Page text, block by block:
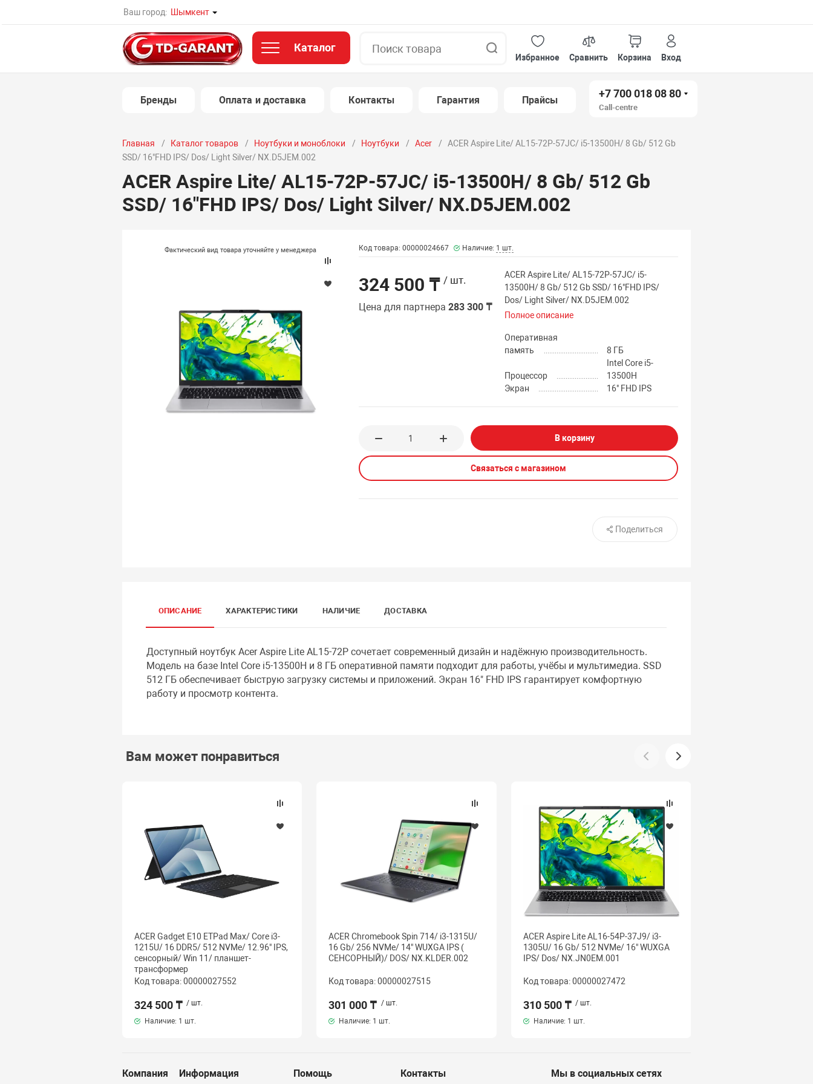
Ваш город: Шымкент
Каталог
Избранное
Сравнить Корзина Вход
Бренды Оплата и доставка Контакты Гарантия Прайсы
+7 700 018 08 80
Call-centre
Главная Каталог товаров Ноутбуки и моноблоки Ноутбуки Acer
ACER Aspire Lite/ AL15-72P-57JC/ i5-13500H/ 8 Gb/ 512 Gb
SSD/ 16"FHD IPS/ Dos/ Light Silver/ NX.D5JEM.002
ACER Aspire Lite/ AL15-72P-57JC/ i5-13500H/ 8 Gb/ 512 Gb
SSD/ 16"FHD IPS/ Dos/ Light Silver/ NX.D5JEM.002
Фактический вид товара уточняйте у менеджера Код товара: 00000024667 Наличие: 1 шт.
324 500 ₸ / шт.
Цена для партнера283 300 ₸
ACER Aspire Lite/ AL15-72P-57JC/ i5-
13500H/ 8 Gb/ 512 Gb SSD/ 16"FHD IPS/
Dos/ Light Silver/ NX.D5JEM.002
Полное описание
Оперативная
память
8 ГБ
Процессор
Intel Core i5-
13500H
Экран
16" FHD IPS
В корзину
Связаться с магазином
Поделиться
ОПИСАНИЕ ХАРАКТЕРИСТИКИ НАЛИЧИЕ ДОСТАВКА
Доступный ноутбук Acer Aspire Lite AL15-72P сочетает современный дизайн и надёжную производительность.
Модель на базе Intel Core i5-13500H и 8 ГБ оперативной памяти подходит для работы, учёбы и мультимедиа. SSD
512 ГБ обеспечивает быструю загрузку системы и приложений. Экран 16" FHD IPS гарантирует комфортную
работу и просмотр контента.
Вам может понравиться
ACER Gadget E10 ETPad Max/ Core i3-
1215U/ 16 DDR5/ 512 NVMe/ 12.96" IPS,
сенсорный/ Win 11/ планшет-
трансформер
Код товара: 00000027552
324 500 ₸ / шт.
Наличие: 1 шт.
ACER Chromebook Spin 714/ i3-1315U/
16 Gb/ 256 NVMe/ 14" WUXGA IPS (
СЕНСОРНЫЙ)/ DOS/ NX.KLDER.002
Код товара: 00000027515
301 000 ₸ / шт.
Наличие: 1 шт.
ACER Aspire Lite AL16-54P-37J9/ i3-
1305U/ 16 Gb/ 512 NVMe/ 16" WUXGA
IPS/ Dos/ NX.JN0EM.001
Код товара: 00000027472
310 500 ₸ / шт.
Наличие: 1 шт.
Компания Информация Помощь Контакты Мы в социальных сетях